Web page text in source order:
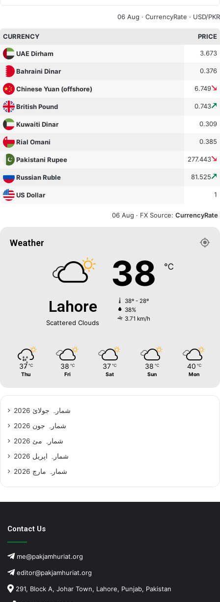
06 Aug · CurrencyRate · USD/PKR
CURRENCY PRICE
UAE Dirham 3.673
Bahraini Dinar 0.376
Chinese Yuan (offshore) 6.749
British Pound 0.743
Kuwaiti Dinar 0.309
Rial Omani 0.385
Pakistani Rupee 277.443
Russian Ruble 81.525
US Dollar 1
06 Aug · FX Source: CurrencyRate
Weather
Lahore
Scattered Clouds
38 ℃
38º - 28º
38%
3.71 km/h
37 ℃
Thu
38 ℃
Fri
37 ℃
Sat
38 ℃
Sun
40 ℃
Mon
شمارہ جولائ 2026
شمارہ جون 2026
شمارہ مئ 2026
شمارہ اپریل 2026
شمارہ مارچ 2026
Contact Us
me@pakjamhuriat.org
editor@pakjamhuriat.org
291, Block A, Johar Town, Lahore, Punjab, Pakistan